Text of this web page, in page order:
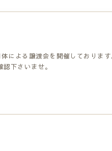
による譲渡会を開催しておりま
下さいませ。